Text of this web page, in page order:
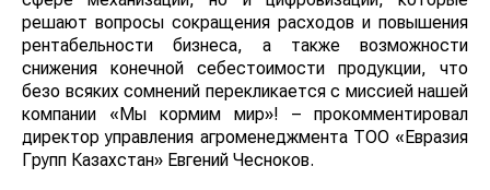
решают вопросы сокращения расходов и повышения
рентабельности бизнеса, а также возможности
снижения конечной себестоимости продукции, что
безо всяких сомнений перекликается с миссией нашей
компании «Мы кормим мир»! – прокомментировал
директор управления агроменеджмента ТОО «Евразия
Групп Казахстан» Евгений Чесноков.